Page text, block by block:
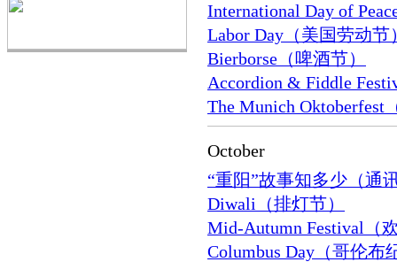
International Day of
Labor Day（美国劳动节
Bierborse（啤酒节）
Accordion & Fiddle
The Munich Oktoberfest
October
“重阳”故事知多少（通
Diwali（排灯节）
Mid-Autumn Festival（
Columbus Day（哥伦布